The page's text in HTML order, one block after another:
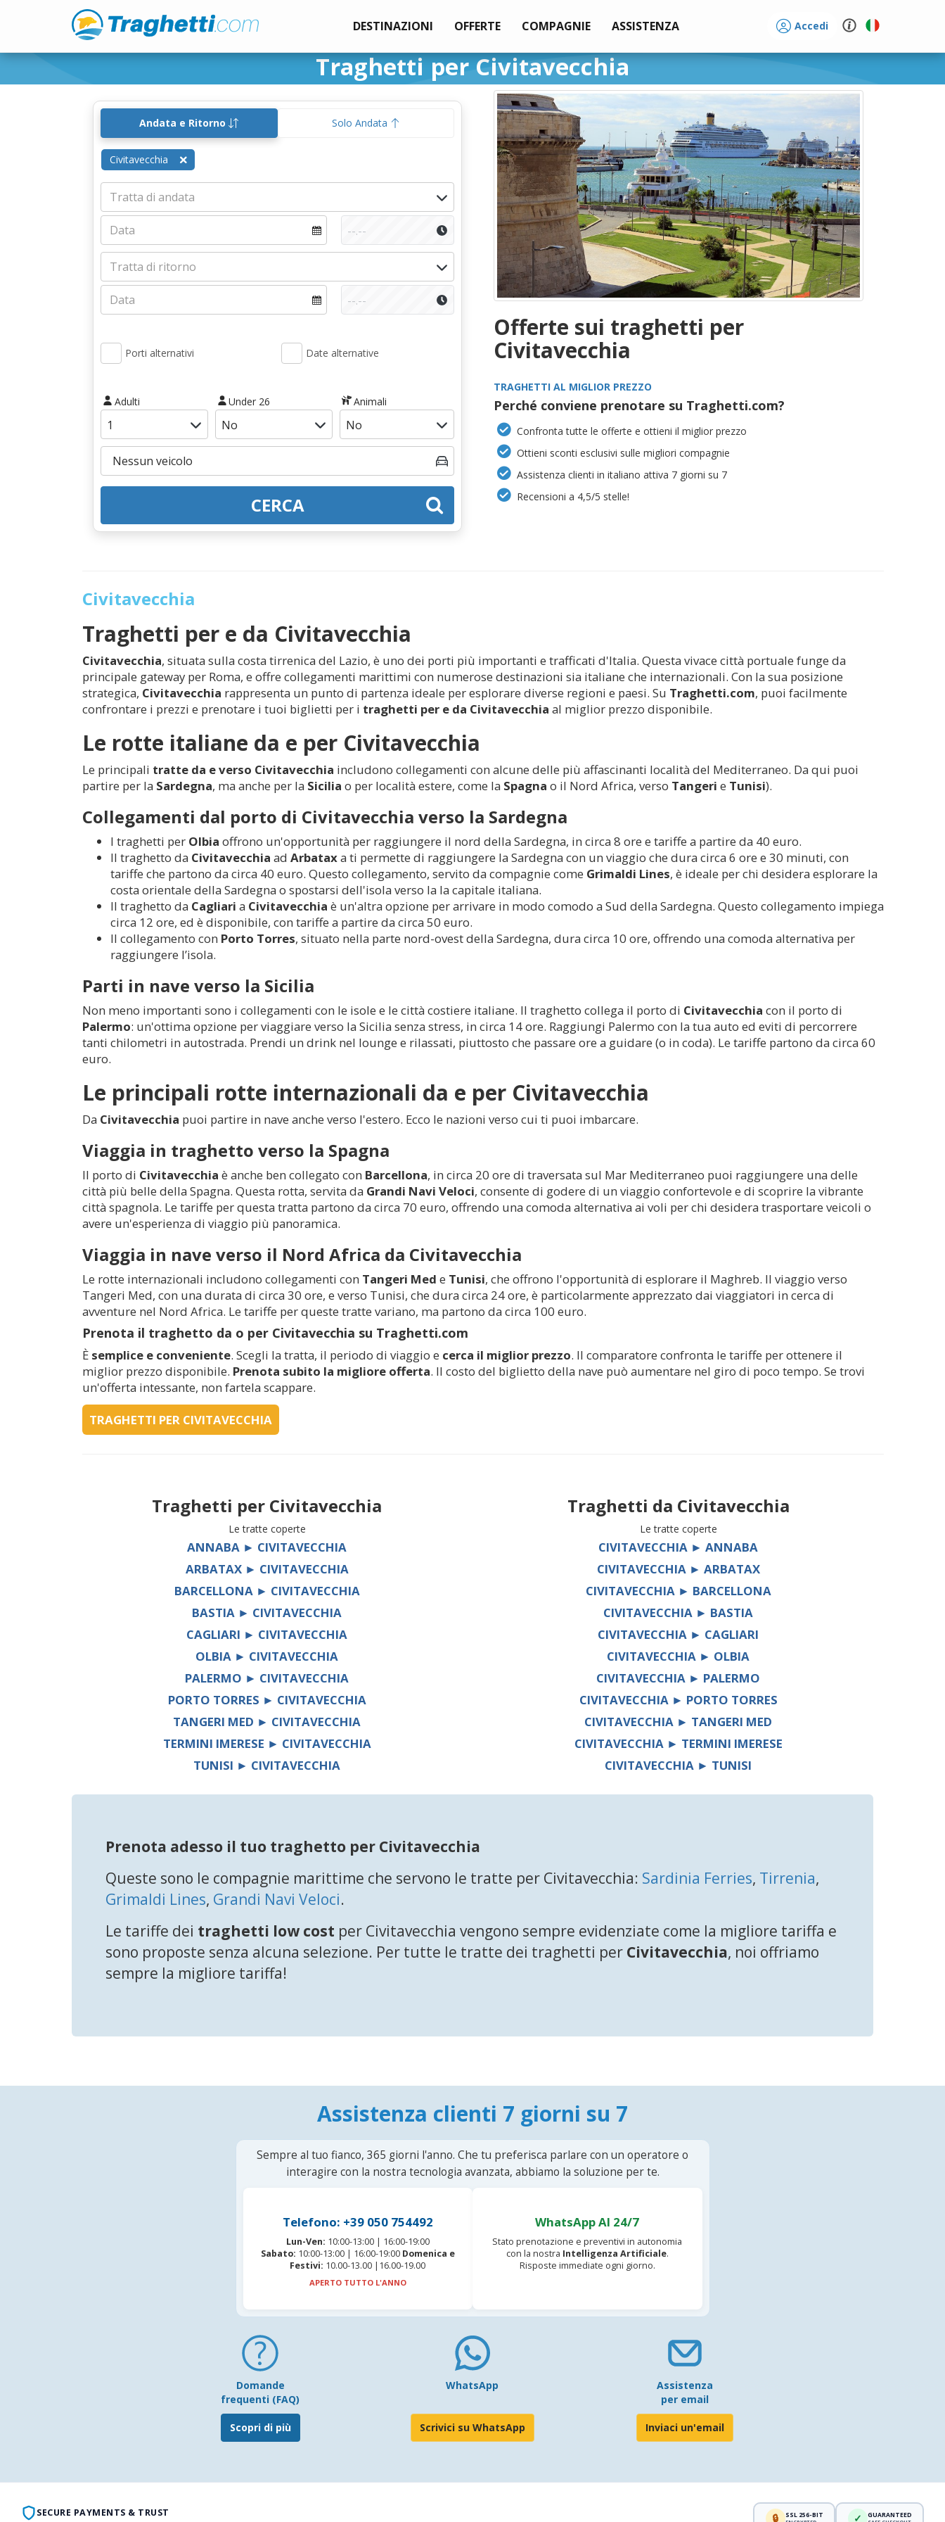
DESTINAZIONI OFFERTE COMPAGNIE ASSISTENZA Accedi
Traghetti per Civitavecchia
Andata e Ritorno Solo Andata
Civitavecchia
Porti alternativi Date alternative
Adulti Under 26 Animali
CERCA
Offerte sui traghetti per
Civitavecchia
TRAGHETTI AL MIGLIOR PREZZO
Perché conviene prenotare su Traghetti.com?
Confronta tutte le offerte e ottieni il miglior prezzo
Ottieni sconti esclusivi sulle migliori compagnie
Assistenza clienti in italiano attiva 7 giorni su 7
Recensioni a 4,5/5 stelle!
Civitavecchia
Traghetti per e da Civitavecchia
Civitavecchia, situata sulla costa tirrenica del Lazio, è uno dei porti più importanti e trafficati d'Italia. Questa vivace città portuale funge da
principale gateway per Roma, e offre collegamenti marittimi con numerose destinazioni sia italiane che internazionali. Con la sua posizione
strategica, Civitavecchia rappresenta un punto di partenza ideale per esplorare diverse regioni e paesi. Su Traghetti.com, puoi facilmente
confrontare i prezzi e prenotare i tuoi biglietti per i traghetti per e da Civitavecchia al miglior prezzo disponibile.
Le rotte italiane da e per Civitavecchia
Le principali tratte da e verso Civitavecchia includono collegamenti con alcune delle più affascinanti località del Mediterraneo. Da qui puoi
partire per la Sardegna, ma anche per la Sicilia o per località estere, come la Spagna o il Nord Africa, verso Tangeri e Tunisi).
Collegamenti dal porto di Civitavecchia verso la Sardegna
I traghetti per Olbia offrono un'opportunità per raggiungere il nord della Sardegna, in circa 8 ore e tariffe a partire da 40 euro.
Il traghetto da Civitavecchia ad Arbataxa ti permette di raggiungere la Sardegna con un viaggio che dura circa 6 ore e 30 minuti, con
tariffe che partono da circa 40 euro. Questo collegamento, servito da compagnie come Grimaldi Lines, è ideale per chi desidera esplorare la
costa orientale della Sardegna o spostarsi dell'isola verso la la capitale italiana.
Il traghetto da Cagliari a Civitavecchia è un'altra opzione per arrivare in modo comodo a Sud della Sardegna. Questo collegamento impiega
circa 12 ore, ed è disponibile, con tariffe a partire da circa 50 euro.
Il collegamento con Porto Torres, situato nella parte nord-ovest della Sardegna, dura circa 10 ore, offrendo una comoda alternativa per
raggiungere l’isola.
Parti in nave verso la Sicilia
Non meno importanti sono i collegamenti con le isole e le città costiere italiane. Il traghetto collega il porto di Civitavecchia con il porto di
Palermo: un'ottima opzione per viaggiare verso la Sicilia senza stress, in circa 14 ore. Raggiungi Palermo con la tua auto ed eviti di percorrere
tanti chilometri in autostrada. Prendi un drink nel lounge e rilassati, piuttosto che passare ore a guidare (o in coda). Le tariffe partono da circa 60
euro.
Le principali rotte internazionali da e per Civitavecchia
Da Civitavecchia puoi partire in nave anche verso l'estero. Ecco le nazioni verso cui ti puoi imbarcare.
Viaggia in traghetto verso la Spagna
Il porto di Civitavecchia è anche ben collegato con Barcellona, in circa 20 ore di traversata sul Mar Mediterraneo puoi raggiungere una delle
città più belle della Spagna. Questa rotta, servita da Grandi Navi Veloci, consente di godere di un viaggio confortevole e di scoprire la vibrante
città spagnola. Le tariffe per questa tratta partono da circa 70 euro, offrendo una comoda alternativa ai voli per chi desidera trasportare veicoli o
avere un'esperienza di viaggio più panoramica.
Viaggia in nave verso il Nord Africa da Civitavecchia
Le rotte internazionali includono collegamenti con Tangeri Med e Tunisi, che offrono l'opportunità di esplorare il Maghreb. Il viaggio verso
Tangeri Med, con una durata di circa 30 ore, e verso Tunisi, che dura circa 24 ore, è particolarmente apprezzato dai viaggiatori in cerca di
avventure nel Nord Africa. Le tariffe per queste tratte variano, ma partono da circa 100 euro.
Prenota il traghetto da o per Civitavecchia su Traghetti.com
È semplice e conveniente. Scegli la tratta, il periodo di viaggio e cerca il miglior prezzo. Il comparatore confronta le tariffe per ottenere il
miglior prezzo disponibile. Prenota subito la migliore offerta. Il costo del biglietto della nave può aumentare nel giro di poco tempo. Se trovi
un'offerta intessante, non fartela scappare.
TRAGHETTI PER CIVITAVECCHIA
Traghetti per Civitavecchia
Le tratte coperte
ANNABA ► CIVITAVECCHIA
ARBATAX ► CIVITAVECCHIA
BARCELLONA ► CIVITAVECCHIA
BASTIA ► CIVITAVECCHIA
CAGLIARI ► CIVITAVECCHIA
OLBIA ► CIVITAVECCHIA
PALERMO ► CIVITAVECCHIA
PORTO TORRES ► CIVITAVECCHIA
TANGERI MED ► CIVITAVECCHIA
TERMINI IMERESE ► CIVITAVECCHIA
TUNISI ► CIVITAVECCHIA
Traghetti da Civitavecchia
Le tratte coperte
CIVITAVECCHIA ► ANNABA
CIVITAVECCHIA ► ARBATAX
CIVITAVECCHIA ► BARCELLONA
CIVITAVECCHIA ► BASTIA
CIVITAVECCHIA ► CAGLIARI
CIVITAVECCHIA ► OLBIA
CIVITAVECCHIA ► PALERMO
CIVITAVECCHIA ► PORTO TORRES
CIVITAVECCHIA ► TANGERI MED
CIVITAVECCHIA ► TERMINI IMERESE
CIVITAVECCHIA ► TUNISI
Prenota adesso il tuo traghetto per Civitavecchia
Queste sono le compagnie marittime che servono le tratte per Civitavecchia: Sardinia Ferries, Tirrenia,
Grimaldi Lines, Grandi Navi Veloci.
Le tariffe dei traghetti low cost per Civitavecchia vengono sempre evidenziate come la migliore tariffa e
sono proposte senza alcuna selezione. Per tutte le tratte dei traghetti per Civitavecchia, noi offriamo
sempre la migliore tariffa!
Assistenza clienti 7 giorni su 7
Sempre al tuo fianco, 365 giorni l'anno. Che tu preferisca parlare con un operatore o
interagire con la nostra tecnologia avanzata, abbiamo la soluzione per te.
Telefono: +39 050 754492
Lun-Ven: 10:00-13:00 | 16:00-19:00
Sabato: 10:00-13:00 | 16:00-19:00 Domenica e
Festivi: 10.00-13.00 |16.00-19.00
APERTO TUTTO L'ANNO
WhatsApp AI 24/7
Stato prenotazione e preventivi in autonomia
con la nostra Intelligenza Artificiale.
Risposte immediate ogni giorno.
Domande
frequenti (FAQ)
Scopri di più
WhatsApp
Scrivici su WhatsApp
Assistenza
per email
Inviaci un'email
SECURE PAYMENTS & TRUST 🔒 SSL 256-BIT ✓ GUARANTEED